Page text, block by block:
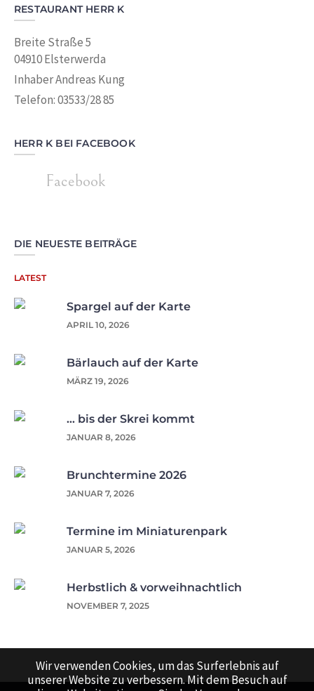
RESTAURANT HERR K
Breite Straße 5
04910 Elsterwerda
Inhaber Andreas Kung
Telefon: 03533/28 85
HERR K BEI FACEBOOK
Facebook
DIE NEUESTE BEITRÄGE
LATEST
Spargel auf der Karte
APRIL 10, 2026
Bärlauch auf der Karte
MÄRZ 19, 2026
… bis der Skrei kommt
JANUAR 8, 2026
Brunchtermine 2026
JANUAR 7, 2026
Termine im Miniaturenpark
JANUAR 5, 2026
Herbstlich & vorweihnachtlich
NOVEMBER 7, 2025
Wir verwenden Cookies, um das Surferlebnis auf
unserer Website zu verbessern. Mit dem Besuch auf